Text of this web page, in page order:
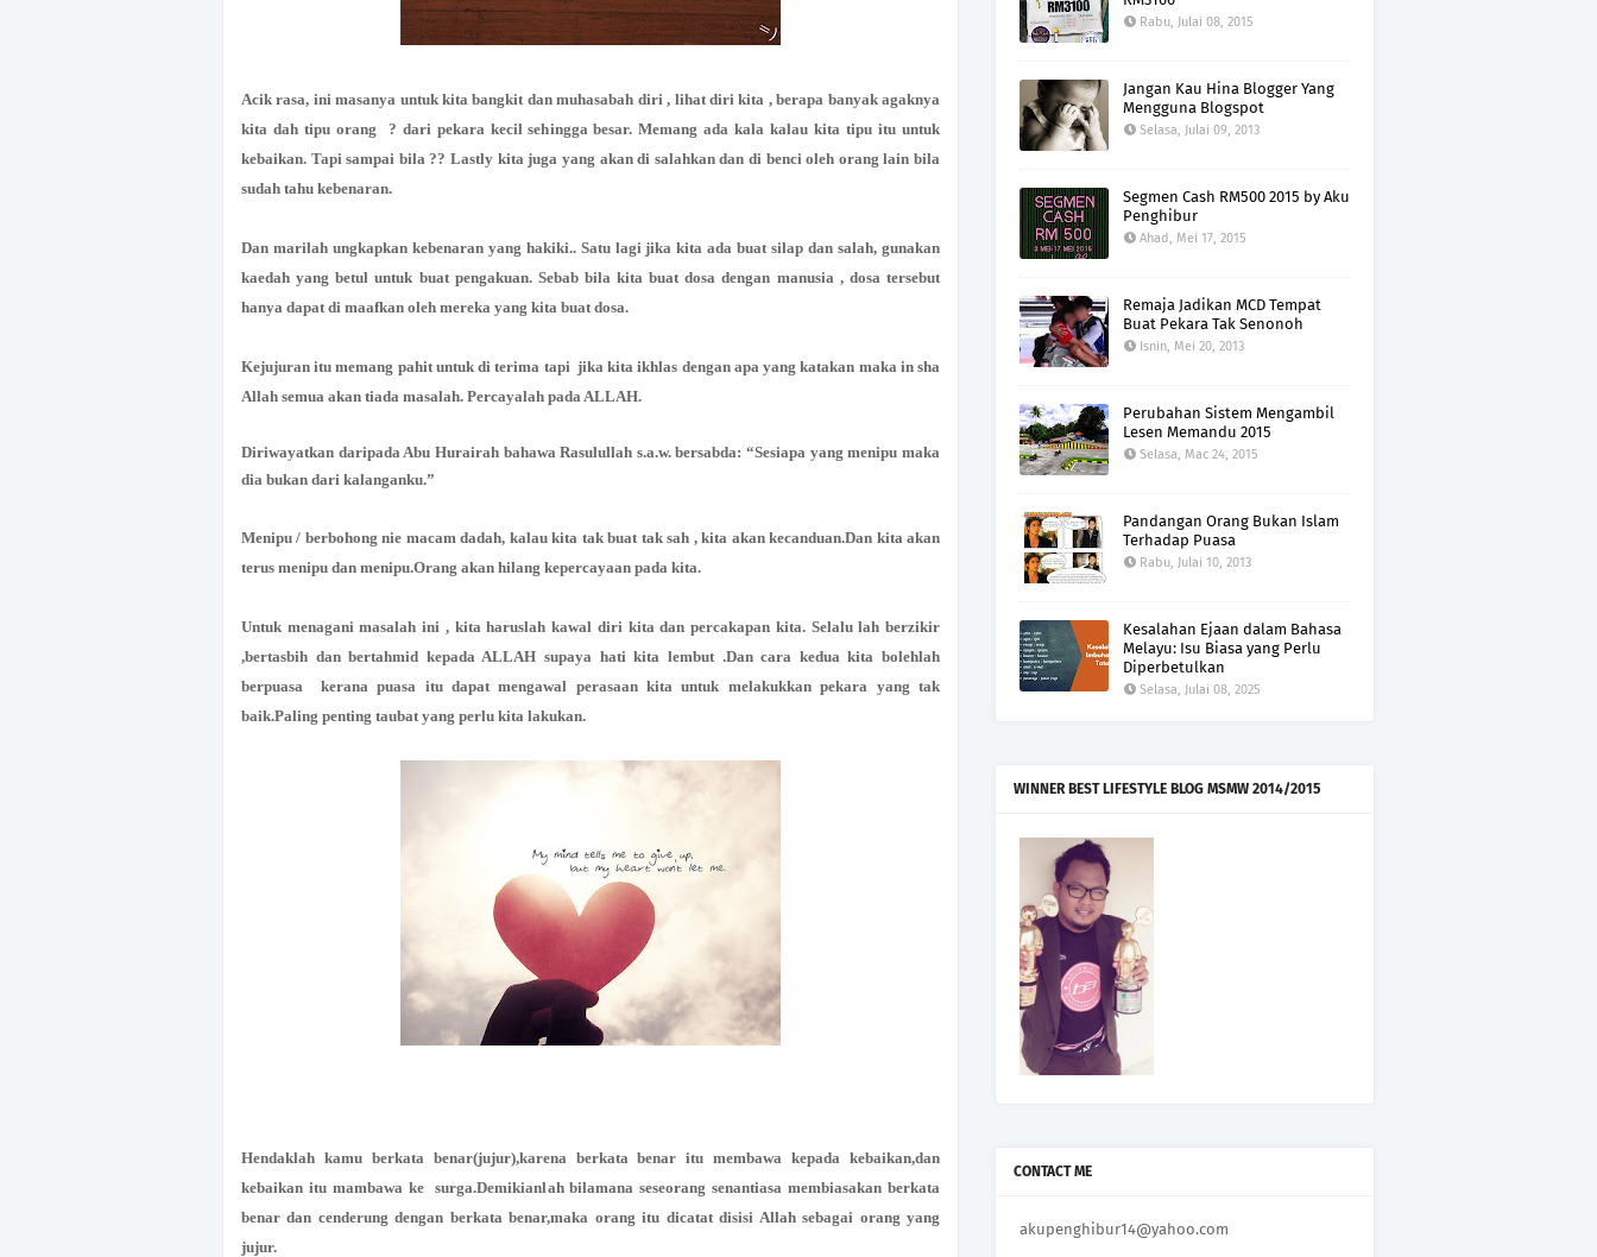
Acik rasa, ini masanya untuk kita bangkit dan muhasabah diri , lihat diri kita , berapa banyak agaknya
kita dah tipu orang ? dari pekara kecil sehingga besar. Memang ada kala kalau kita tipu itu untuk
kebaikan. Tapi sampai bila ?? Lastly kita juga yang akan di salahkan dan di benci oleh orang lain bila
sudah tahu kebenaran.
Dan marilah ungkapkan kebenaran yang hakiki.. Satu lagi jika kita ada buat silap dan salah, gunakan
kaedah yang betul untuk buat pengakuan. Sebab bila kita buat dosa dengan manusia , dosa tersebut
hanya dapat di maafkan oleh mereka yang kita buat dosa.
Kejujuran itu memang pahit untuk di terima tapi jika kita ikhlas dengan apa yang katakan maka in sha
Allah semua akan tiada masalah. Percayalah pada ALLAH.
Diriwayatkan daripada Abu Hurairah bahawa Rasulullah s.a.w. bersabda: “Sesiapa yang menipu maka
dia bukan dari kalanganku.”
Menipu / berbohong nie macam dadah, kalau kita tak buat tak sah , kita akan kecanduan.Dan kita akan
terus menipu dan menipu.Orang akan hilang kepercayaan pada kita.
Untuk menagani masalah ini , kita haruslah kawal diri kita dan percakapan kita. Selalu lah berzikir
,bertasbih dan bertahmid kepada ALLAH supaya hati kita lembut .Dan cara kedua kita bolehlah
berpuasa kerana puasa itu dapat mengawal perasaan kita untuk melakukkan pekara yang tak
baik.Paling penting taubat yang perlu kita lakukan.
Hendaklah kamu berkata benar(jujur),karena berkata benar itu membawa kepada kebaikan,dan
kebaikan itu mambawa ke surga.Demikianlah bilamana seseorang senantiasa membiasakan berkata
benar dan cenderung dengan berkata benar,maka orang itu dicatat disisi Allah sebagai orang yang
jujur.
Rabu, Julai 08, 2015
Jangan Kau Hina Blogger Yang
Mengguna Blogspot
Selasa, Julai 09, 2013
Segmen Cash RM500 2015 by Aku
Penghibur
Ahad, Mei 17, 2015
Remaja Jadikan MCD Tempat
Buat Pekara Tak Senonoh
Isnin, Mei 20, 2013
Perubahan Sistem Mengambil
Lesen Memandu 2015
Selasa, Mac 24, 2015
Pandangan Orang Bukan Islam
Terhadap Puasa
Rabu, Julai 10, 2013
Kesalahan Ejaan dalam Bahasa
Melayu: Isu Biasa yang Perlu
Diperbetulkan
Selasa, Julai 08, 2025
WINNER BEST LIFESTYLE BLOG MSMW 2014/2015
CONTACT ME
akupenghibur14@yahoo.com